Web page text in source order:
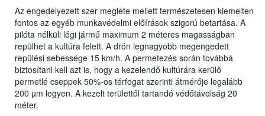
Az engedélyezett szer megléte mellett természetesen kiemelten
fontos az egyéb munkavédelmi előírások szigorú betartása. A
pilóta nélküli légi jármű maximum 2 méteres magasságban
repülhet a kultúra felett. A drón legnagyobb megengedett
repülési sebessége 15 km/h. A permetezés során továbbá
biztosítani kell azt is, hogy a kezelendő kultúrára kerülő
permetlé cseppek 50%-os térfogat szerinti átmérője legalább
200 µm legyen. A kezelt területtől tartandó védőtávolság 20
méter.